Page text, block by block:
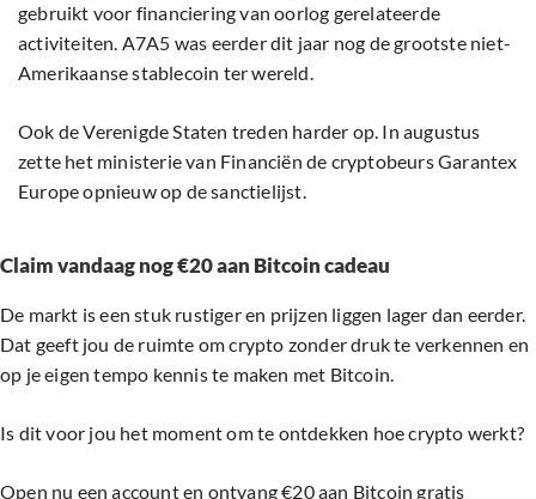
gebruikt voor financiering van oorlog gerelateerde
activiteiten. A7A5 was eerder dit jaar nog de grootste niet-
Amerikaanse stablecoin ter wereld.
Ook de Verenigde Staten treden harder op. In augustus
zette het ministerie van Financiën de cryptobeurs Garantex
Europe opnieuw op de sanctielijst.
Claim vandaag nog €20 aan Bitcoin cadeau
De markt is een stuk rustiger en prijzen liggen lager dan eerder.
Dat geeft jou de ruimte om crypto zonder druk te verkennen en
op je eigen tempo kennis te maken met Bitcoin.
Is dit voor jou het moment om te ontdekken hoe crypto werkt?
Open nu een account en ontvang €20 aan Bitcoin gratis